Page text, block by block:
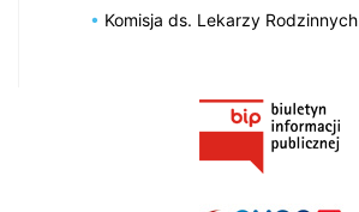
Komisja ds. Lekarzy Rodzinnych